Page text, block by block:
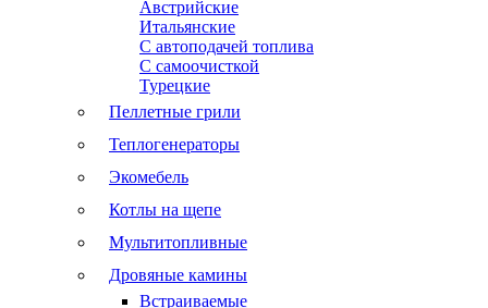
Австрийские
Итальянские
С автоподачей топлива
С самоочисткой
Турецкие
Пеллетные грили
Теплогенераторы
Экомебель
Котлы на щепе
Мультитопливные
Дровяные камины
Встраиваемые